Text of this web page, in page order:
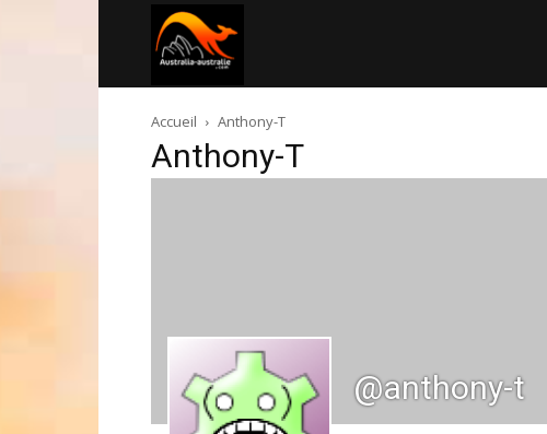
australie.com
Accueil Anthony-T
Anthony-T
@anthony-t